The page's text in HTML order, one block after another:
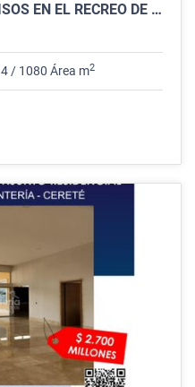
VENTA DE CASA DE DOS PISOS EN EL RECREO DE MONTERÍA.
4 / 1080 Área m2